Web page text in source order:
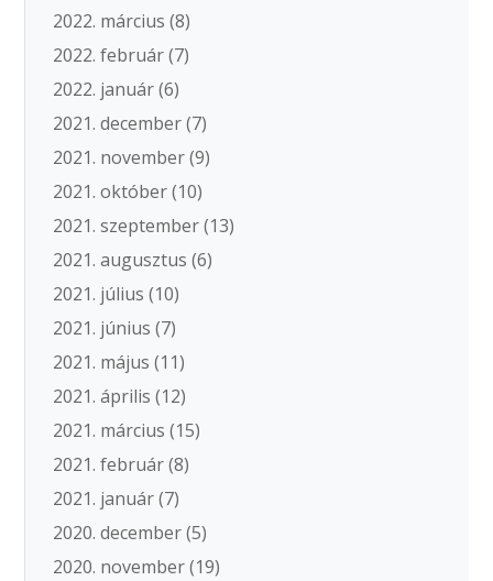
2022. március (8)
2022. február(7)
2022. január(6)
2021. december(7)
2021. november(9)
2021. október(10)
2021. szeptember(13)
2021. augusztus (6)
2021. július (10)
2021. június (7)
2021. május (11)
2021. április (12)
2021. március (15)
2021. február(8)
2021. január(7)
2020. december(5)
2020. november(19)